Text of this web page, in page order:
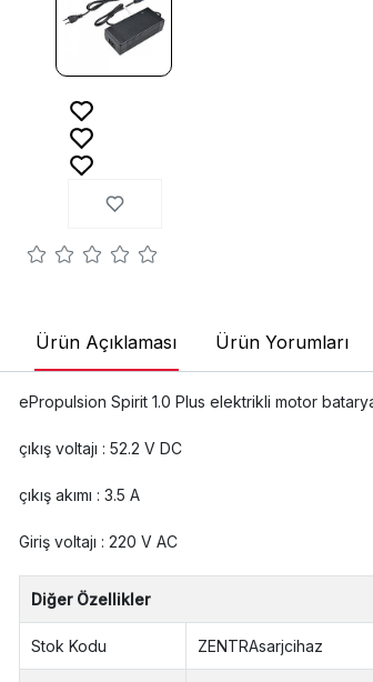
Ürün Açıklaması Ürün Yorumları
ePropulsion Spirit 1.0 Plus elektrikli motor
çıkış voltajı : 52.2 V DC
çıkış akımı : 3.5 A
Giriş voltajı : 220 V AC
Diğer Özellikler
Stok Kodu ZENTRAsarjcihaz